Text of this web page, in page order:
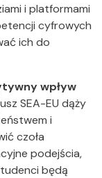
i platformami
cyfrowych
ich do
wpływ
SEA-EU dąży
i
czoła
podejścia,
będą